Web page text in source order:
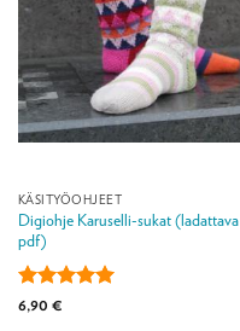
KÄSITYÖOHJEET
Digiohje Karuselli-sukat (ladattava
pdf)
Arvostelu
6,90 €